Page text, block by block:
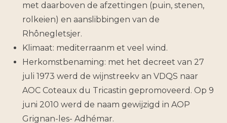
met daarboven de afzettingen (puin, stenen,
rolkeien) en aanslibbingen van de
Rhônegletsjer.
Klimaat: mediterraanm et veel wind.
Herkomstbenaming: met het decreet van 27
juli 1973 werd de wijnstreekv an VDQS naar
AOC Coteaux du Tricastin gepromoveerd. Op 9
juni 2010 werd de naam gewijzigd in AOP
Grignan-les- Adhémar.